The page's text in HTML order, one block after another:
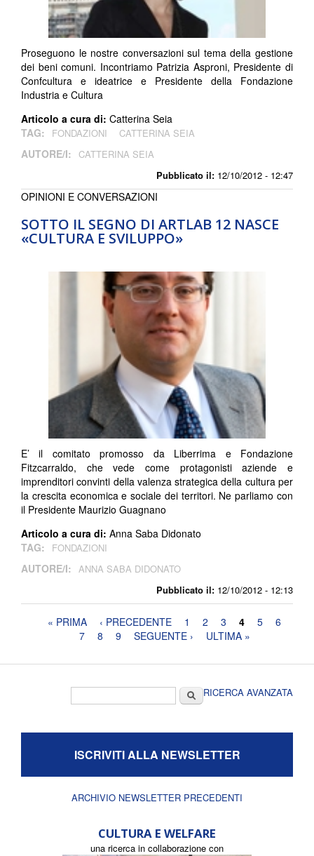
Pubblicato il: 12/10/2012 - 12:47
Proseguono le nostre conversazioni sul tema della gestione
dei beni comuni. Incontriamo Patrizia Asproni, Presidente di
Confcultura e ideatrice e Presidente della Fondazione
Industria e Cultura
Articolo a cura di: Catterina Seia
TAG:
FONDAZIONI CATTERINA SEIA
AUTORE/I: CATTERINA SEIA
SOTTO IL SEGNO DI ARTLAB 12 NASCE
«CULTURA E SVILUPPO»
Pubblicato il: 12/10/2012 - 12:13
OPINIONI E CONVERSAZIONI
E’ il comitato promosso da Liberrima e Fondazione
Fitzcarraldo, che vede come protagonisti aziende e
imprenditori convinti della valenza strategica della cultura per
la crescita economica e sociale dei territori. Ne parliamo con
il Presidente Maurizio Guagnano
Articolo a cura di: Anna Saba Didonato
TAG:
FONDAZIONI
AUTORE/I: ANNA SABA DIDONATO
Pagine« PRIMA ‹ PRECEDENTE 1 2 3 4 5
6
7
8 9 SEGUENTE › ULTIMA »
CercaRICERCA AVANZATA
ISCRIVITI ALLA NEWSLETTER
ARCHIVIO NEWSLETTER PRECEDENTI
CULTURA E WELFARE
una ricerca in collaborazione con